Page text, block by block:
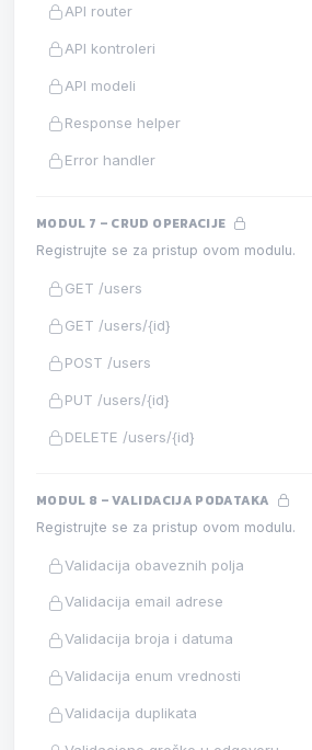
API router
API kontroleri
API modeli
Response helper
Error handler
MODUL 7 – CRUD OPERACIJE
Registrujte se za pristup ovom modulu.
GET /users
GET /users/{id}
POST /users
PUT /users/{id}
DELETE /users/{id}
MODUL 8 – VALIDACIJA PODATAKA
Registrujte se za pristup ovom modulu.
Validacija obaveznih polja
Validacija email adrese
Validacija broja i datuma
Validacija enum vrednosti
Validacija duplikata